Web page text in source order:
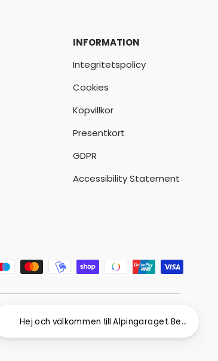
INFORMATION
Integritetspolicy
Cookies
Köpvillkor
Presentkort
GDPR
Accessibility Statement
Hej och